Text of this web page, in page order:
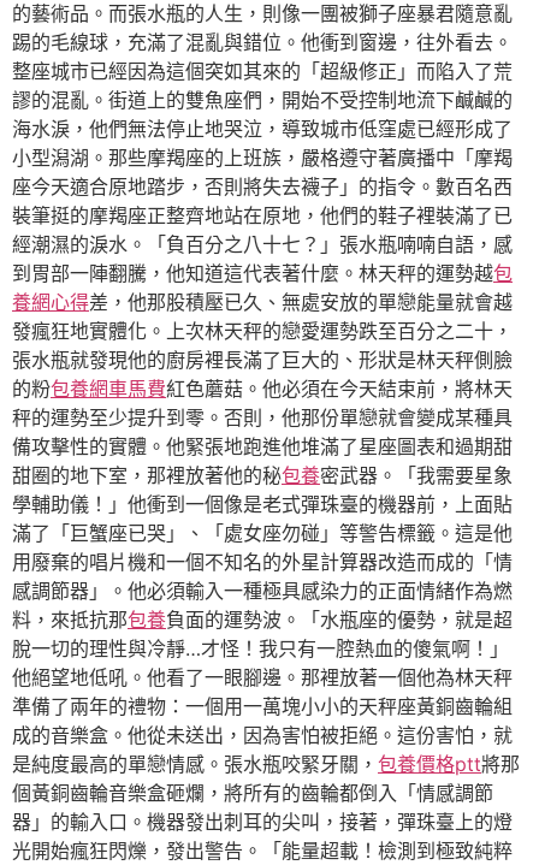
的藝術品。而張水瓶的人生，則像一團被獅子座暴君隨意亂
踢的毛線球，充滿了混亂與錯位。他衝到窗邊，往外看去。
整座城市已經因為這個突如其來的「超級修正」而陷入了荒
謬的混亂。街道上的雙魚座們，開始不受控制地流下鹹鹹的
海水淚，他們無法停止地哭泣，導致城市低窪處已經形成了
小型潟湖。那些摩羯座的上班族，嚴格遵守著廣播中「摩羯
座今天適合原地踏步，否則將失去襪子」的指令。數百名西
裝筆挺的摩羯座正整齊地站在原地，他們的鞋子裡裝滿了已
經潮濕的淚水。「負百分之八十七？」張水瓶喃喃自語，感
到胃部一陣翻騰，他知道這代表著什麼。林天秤的運勢越包
養網心得差，他那股積壓已久、無處安放的單戀能量就會越
發瘋狂地實體化。上次林天秤的戀愛運勢跌至百分之二十，
張水瓶就發現他的廚房裡長滿了巨大的、形狀是林天秤側臉
的粉包養網車馬費紅色蘑菇。他必須在今天結束前，將林天
秤的運勢至少提升到零。否則，他那份單戀就會變成某種具
備攻擊性的實體。他緊張地跑進他堆滿了星座圖表和過期甜
甜圈的地下室，那裡放著他的秘包養密武器。「我需要星象
學輔助儀！」他衝到一個像是老式彈珠臺的機器前，上面貼
滿了「巨蟹座已哭」、「處女座勿碰」等警告標籤。這是他
用廢棄的唱片機和一個不知名的外星計算器改造而成的「情
感調節器」。他必須輸入一種極具感染力的正面情緒作為燃
料，來抵抗那包養負面的運勢波。「水瓶座的優勢，就是超
脫一切的理性與冷靜…才怪！我只有一腔熱血的傻氣啊！」
他絕望地低吼。他看了一眼腳邊。那裡放著一個他為林天秤
準備了兩年的禮物：一個用一萬塊小小的天秤座黃銅齒輪組
成的音樂盒。他從未送出，因為害怕被拒絕。這份害怕，就
是純度最高的單戀情感。張水瓶咬緊牙關， 包養價格ptt將那
個黃銅齒輪音樂盒砸爛，將所有的齒輪都倒入「情感調節
器」的輸入口。機器發出刺耳的尖叫，接著，彈珠臺上的燈
光開始瘋狂閃爍，發出警告。「能量超載！檢測到極致純粹